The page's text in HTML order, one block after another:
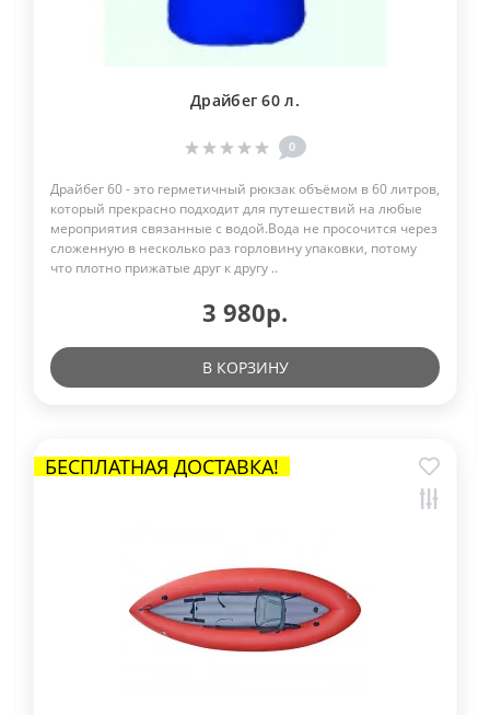
Драйбег 60 л.
0
Драйбег 60 - это герметичный рюкзак объёмом в 60 литров,
который прекрасно подходит для путешествий на любые
мероприятия связанные с водой.Вода не просочится через
сложенную в несколько раз горловину упаковки, потому
что плотно прижатые друг к другу ..
3 980р.
В КОРЗИНУ
БЕСПЛАТНАЯ ДОСТАВКА!